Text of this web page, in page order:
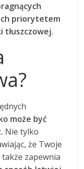
priorytetem
tłuszczowej.
może być
Nie tylko
że Twoje
także zapewnia